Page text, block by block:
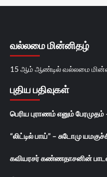
வல்லமை மின்னிதழ்
15 ஆம் ஆண்டில் வல்லமை
புதிய பதிவுகள்
பெரிய புராணம் எனும் பேரமுதம்
“லிட்டில் பாய்” – சுடோமு
கவியரசர் கண்ணதாசனின்